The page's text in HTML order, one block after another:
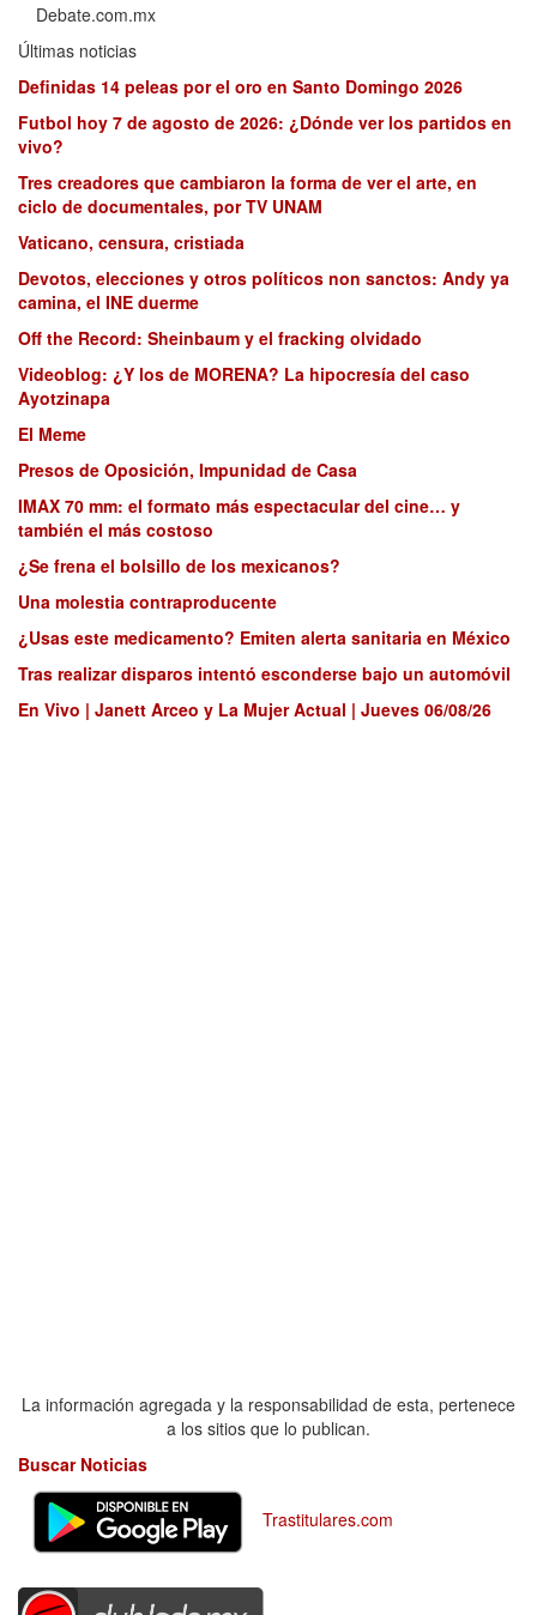
Debate.com.mx
Últimas noticias
Definidas 14 peleas por el oro en Santo Domingo 2026
Futbol hoy 7 de agosto de 2026: ¿Dónde ver los partidos en
vivo?
Tres creadores que cambiaron la forma de ver el arte, en
ciclo de documentales, por TV UNAM
Vaticano, censura, cristiada
Devotos, elecciones y otros políticos non sanctos: Andy ya
camina, el INE duerme
Off the Record: Sheinbaum y el fracking olvidado
Videoblog: ¿Y los de MORENA? La hipocresía del caso
Ayotzinapa
El Meme
Presos de Oposición, Impunidad de Casa
IMAX 70 mm: el formato más espectacular del cine… y
también el más costoso
¿Se frena el bolsillo de los mexicanos?
Una molestia contraproducente
¿Usas este medicamento? Emiten alerta sanitaria en México
Tras realizar disparos intentó esconderse bajo un automóvil
En Vivo | Janett Arceo y La Mujer Actual | Jueves 06/08/26
La información agregada y la responsabilidad de esta, pertenece
a los sitios que lo publican.
Buscar Noticias
Trastitulares.com